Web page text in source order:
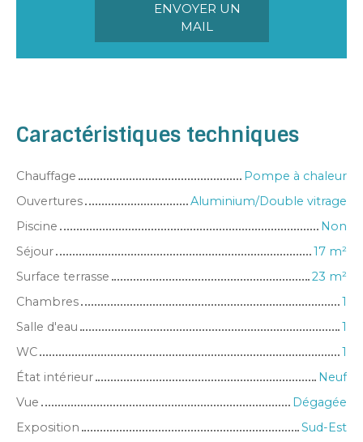
ENVOYER UN
MAIL
Caractéristiques techniques
Chauffage
Pompe à chaleur
Ouvertures
Aluminium/Double vitrage
Piscine
Non
Séjour
17 m²
Surface terrasse
23 m²
Chambres
1
Salle d'eau
1
WC
1
État intérieur
Neuf
Vue
Dégagée
Exposition
Sud-Est